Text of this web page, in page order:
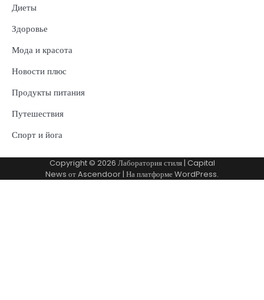
Диеты
Здоровье
Мода и красота
Новости плюс
Продукты питания
Путешествия
Спорт и йога
Copyright © 2026 Лаборатория стиля| Capital
News отAscendoor| На платформеWordPress.